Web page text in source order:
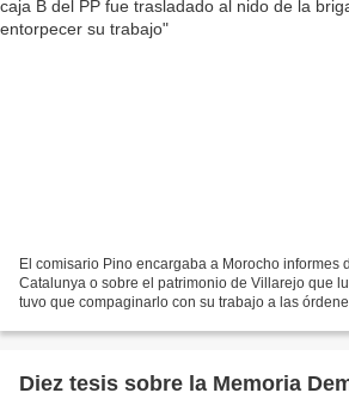
El comisario Pino encargaba a Morocho informes
Catalunya o sobre el patrimonio de Villarejo que
tuvo que compaginarlo con su trabajo a las
Diez tesis sobre la Memoria